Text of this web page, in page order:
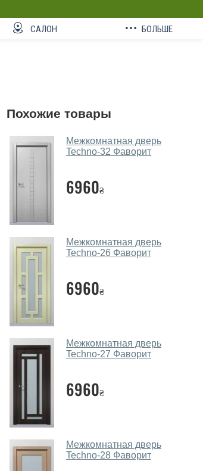
САЛОН БОЛЬШЕ
Похожие товары
Межкомнатная дверь
Techno-32 Фаворит
6960₴
Межкомнатная дверь
Techno-26 Фаворит
6960₴
Межкомнатная дверь
Techno-27 Фаворит
6960₴
Межкомнатная дверь
Techno-28 Фаворит